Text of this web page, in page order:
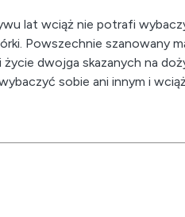
lat wciąż nie potrafi
Powszechnie szanowany
dwojga skazanych na
sobie ani innym i